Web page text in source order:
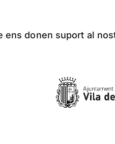
ens donen suport al